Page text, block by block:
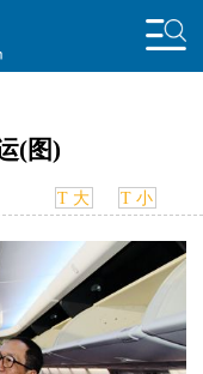
国际
行业
库
专题
(图)
T 大 T 小